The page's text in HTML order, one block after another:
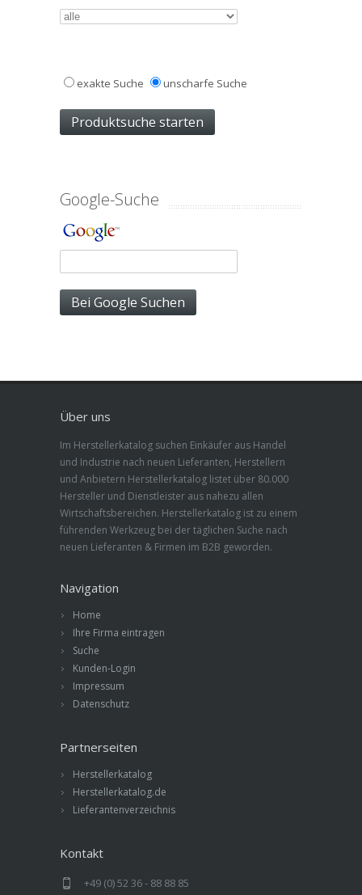
exakte Suche unscharfe Suche
Google-Suche
Über uns
Im Herstellerkatalog suchen Einkäufer aus Handel
und Industrie nach neuen Lieferanten, Herstellern
und Anbietern Herstellerkatalog listet über 80.000
Hersteller und Dienstleister aus nahezu allen
Wirtschaftsbereichen. Herstellerkatalog ist zu einem
führenden Werkzeug bei der täglichen Suche nach
neuen Lieferanten & Firmen im B2B geworden.
Navigation
Home
Ihre Firma eintragen
Suche
Kunden-Login
Impressum
Datenschutz
Partnerseiten
Herstellerkatalog
Herstellerkatalog.de
Lieferantenverzeichnis
Kontakt
+49 (0) 52 36 - 88 88 85